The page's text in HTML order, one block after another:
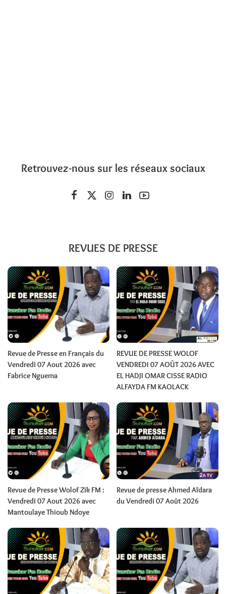
Retrouvez-nous sur les réseaux sociaux
REVUES DE PRESSE
Revue de Presse en Français du
Vendredi 07 Aout 2026 avec
Fabrice Nguema
REVUE DE PRESSE WOLOF
VENDREDI 07 AOÛT 2026 AVEC
EL HADJI OMAR CISSE RADIO
ALFAYDA FM KAOLACK
Revue de Presse Wolof Zik FM :
Vendredi 07 Aout 2026 avec
Mantoulaye Thioub Ndoye
Revue de presse Ahmed Aïdara
du Vendredi 07 Août 2026